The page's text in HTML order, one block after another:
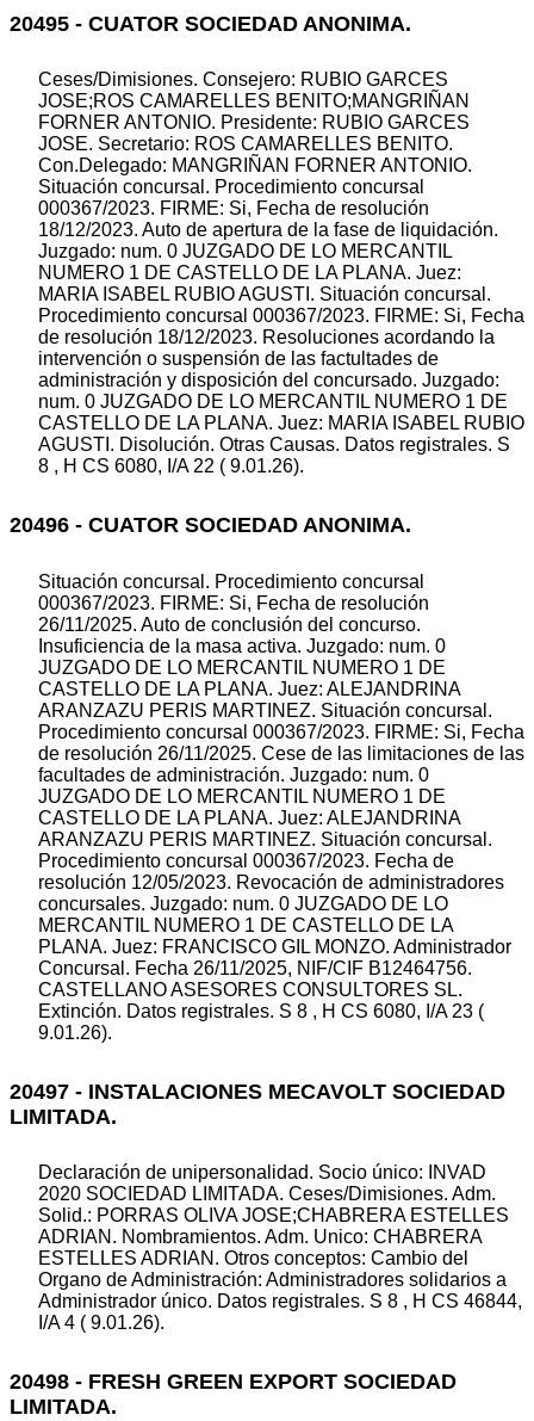
20495 - CUATOR SOCIEDAD ANONIMA.
Ceses/Dimisiones. Consejero: RUBIO GARCES
JOSE;ROS CAMARELLES BENITO;MANGRIÑAN
FORNER ANTONIO. Presidente: RUBIO GARCES
JOSE. Secretario: ROS CAMARELLES BENITO.
Con.Delegado: MANGRIÑAN FORNER ANTONIO.
Situación concursal. Procedimiento concursal
000367/2023. FIRME: Si, Fecha de resolución
18/12/2023. Auto de apertura de la fase de liquidación.
Juzgado: num. 0 JUZGADO DE LO MERCANTIL
NUMERO 1 DE CASTELLO DE LA PLANA. Juez:
MARIA ISABEL RUBIO AGUSTI. Situación concursal.
Procedimiento concursal 000367/2023. FIRME: Si, Fecha
de resolución 18/12/2023. Resoluciones acordando la
intervención o suspensión de las factultades de
administración y disposición del concursado. Juzgado:
num. 0 JUZGADO DE LO MERCANTIL NUMERO 1 DE
CASTELLO DE LA PLANA. Juez: MARIA ISABEL RUBIO
AGUSTI. Disolución. Otras Causas. Datos registrales. S
8 , H CS 6080, I/A 22 ( 9.01.26).
20496 - CUATOR SOCIEDAD ANONIMA.
Situación concursal. Procedimiento concursal
000367/2023. FIRME: Si, Fecha de resolución
26/11/2025. Auto de conclusión del concurso.
Insuficiencia de la masa activa. Juzgado: num. 0
JUZGADO DE LO MERCANTIL NUMERO 1 DE
CASTELLO DE LA PLANA. Juez: ALEJANDRINA
ARANZAZU PERIS MARTINEZ. Situación concursal.
Procedimiento concursal 000367/2023. FIRME: Si, Fecha
de resolución 26/11/2025. Cese de las limitaciones de las
facultades de administración. Juzgado: num. 0
JUZGADO DE LO MERCANTIL NUMERO 1 DE
CASTELLO DE LA PLANA. Juez: ALEJANDRINA
ARANZAZU PERIS MARTINEZ. Situación concursal.
Procedimiento concursal 000367/2023. Fecha de
resolución 12/05/2023. Revocación de administradores
concursales. Juzgado: num. 0 JUZGADO DE LO
MERCANTIL NUMERO 1 DE CASTELLO DE LA
PLANA. Juez: FRANCISCO GIL MONZO. Administrador
Concursal. Fecha 26/11/2025, NIF/CIF B12464756.
CASTELLANO ASESORES CONSULTORES SL.
Extinción. Datos registrales. S 8 , H CS 6080, I/A 23 (
9.01.26).
20497 - INSTALACIONES MECAVOLT SOCIEDAD
LIMITADA.
Declaración de unipersonalidad. Socio único: INVAD
2020 SOCIEDAD LIMITADA. Ceses/Dimisiones. Adm.
Solid.: PORRAS OLIVA JOSE;CHABRERA ESTELLES
ADRIAN. Nombramientos. Adm. Unico: CHABRERA
ESTELLES ADRIAN. Otros conceptos: Cambio del
Organo de Administración: Administradores solidarios a
Administrador único. Datos registrales. S 8 , H CS 46844,
I/A 4 ( 9.01.26).
20498 - FRESH GREEN EXPORT SOCIEDAD
LIMITADA.